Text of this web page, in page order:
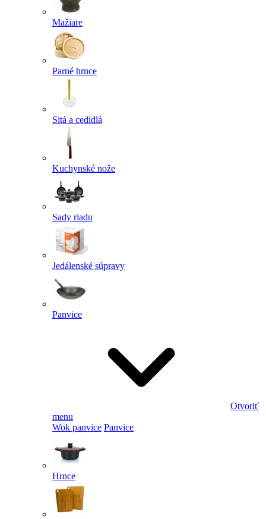
Mažiare
Parné hrnce
Sitá a cedidlá
Kuchynské nože
Sady riadu
Jedálenské súpravy
Panvice
Otvoriť
menu
Wok panvice Panvice
Hrnce